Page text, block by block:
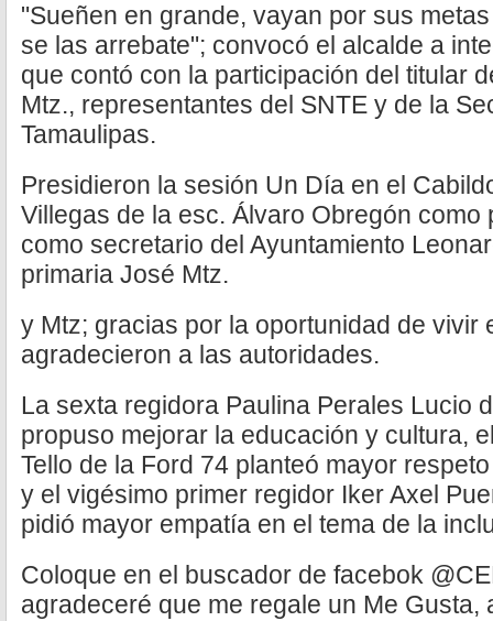
"Sueñen en grande, vayan por sus
se las arrebate"; convocó el alcalde a
que contó con la participación del titular
Mtz., representantes del SNTE y de la
Tamaulipas.
Presidieron la sesión Un Día en el
Villegas de la esc. Álvaro Obregón como
como secretario del Ayuntamiento
primaria José Mtz.
y Mtz; gracias por la oportunidad de vivir
agradecieron a las autoridades.
La sexta regidora Paulina Perales Lucio
propuso mejorar la educación y cultura,
Tello de la Ford 74 planteó mayor
y el vigésimo primer regidor Iker Axel
pidió mayor empatía en el tema de la
Coloque en el buscador de facebok
agradeceré que me regale un Me